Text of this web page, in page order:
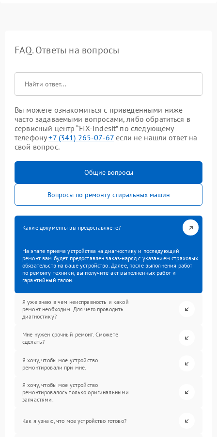
FAQ. Ответы на вопросы
Вы можете ознакомиться с приведенными ниже
часто задаваемыми вопросами, либо обратиться в
сервисный центр “FIX-Indesit” по следующему
телефону+7 (341) 265-07-67 если не нашли ответ на
свой вопрос.
Общие вопросы
Вопросы по ремонту стиральных машин
Какие документы вы предоставляете?
На этапе приема устройства на диагностику и последующий
ремонт вам будет предоставлен заказ-наряд с указанием страховых
обязательств на ваше устройство. Далее, после выполнения работ
по ремонту техники, вы получите акт выполненных работ и
гарантийный талон.
Я уже знаю в чем неисправность и какой
ремонт необходим. Для чего проводить
диагностику?
Мне нужен срочный ремонт. Сможете
сделать?
Я хочу, чтобы мое устройство
ремонтировали при мне.
Я хочу, чтобы мое устройство
ремонтировалось только оригинальными
запчастями.
Как я узнаю, что мое устройство готово?